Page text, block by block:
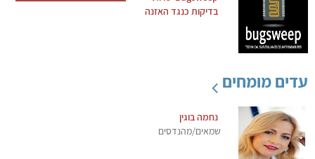
בדיקות כנגד האזנה
עדים מומחים
נחמה בוגין
שמאים/מהנדסים